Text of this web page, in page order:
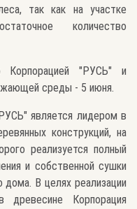
так как на участке
количество
Корпорацией "РУСЬ" и
среды - 5 июня.
является лидером в
конструкций, на
реализуется полный
и собственной сушки
В целях реализации
древесине Корпорация